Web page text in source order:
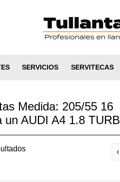
SERVICIOS SERVITECAS
Medida: 205/55 16
un AUDI A4 1.8
‹